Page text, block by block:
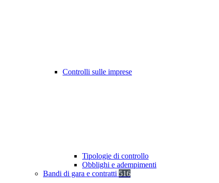
Controlli sulle imprese
Tipologie di controllo
Obblighi e adempimenti
Bandi di gara e contratti 516